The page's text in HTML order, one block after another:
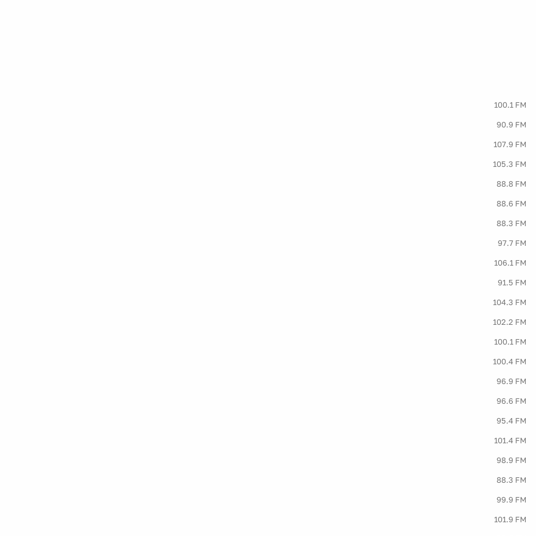
100.1 FM
90.9 FM
107.9 FM
105.3 FM
88.8 FM
88.6 FM
88.3 FM
97.7 FM
106.1 FM
91.5 FM
104.3 FM
102.2 FM
100.1 FM
100.4 FM
96.9 FM
96.6 FM
95.4 FM
101.4 FM
98.9 FM
88.3 FM
99.9 FM
101.9 FM